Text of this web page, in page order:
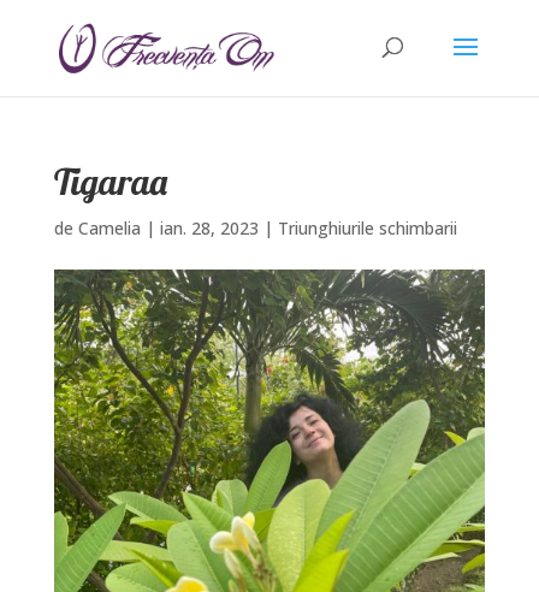
Tigaraa
de Camelia | ian. 28, 2023 | Triunghiurile schimbarii